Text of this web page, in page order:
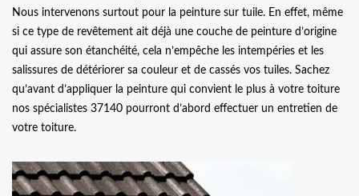
Nous intervenons surtout pour la peinture sur tuile. En effet, même
si ce type de revêtement ait déjà une couche de peinture d’origine
qui assure son étanchéité, cela n’empêche les intempéries et les
salissures de détériorer sa couleur et de cassés vos tuiles. Sachez
qu’avant d’appliquer la peinture qui convient le plus à votre toiture
nos spécialistes 37140 pourront d’abord effectuer un entretien de
votre toiture.